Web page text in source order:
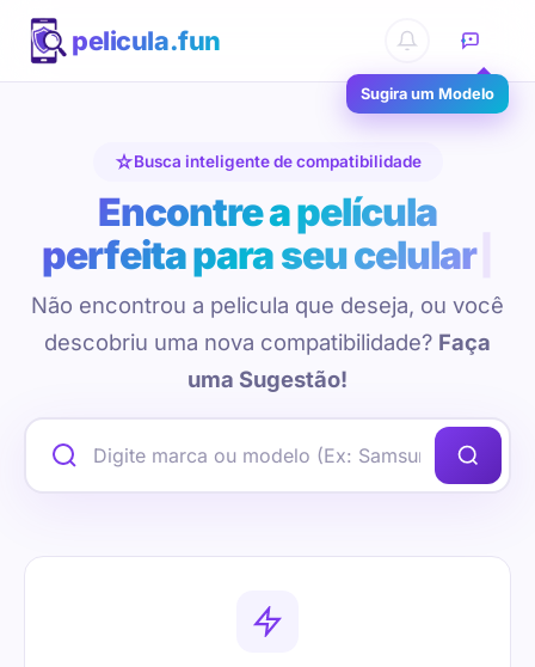
pelicula.fun
Sugira um Modelo
Busca inteligente de compatibilidade
Encontre a película
perfeita para seu celular
Não encontrou a pelicula que deseja, ou você
descobriu uma nova compatibilidade? Faça
uma Sugestão!